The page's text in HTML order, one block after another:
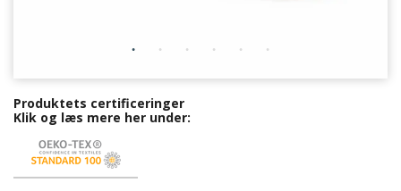
Produktets certificeringer
Klik og læs mere her under: